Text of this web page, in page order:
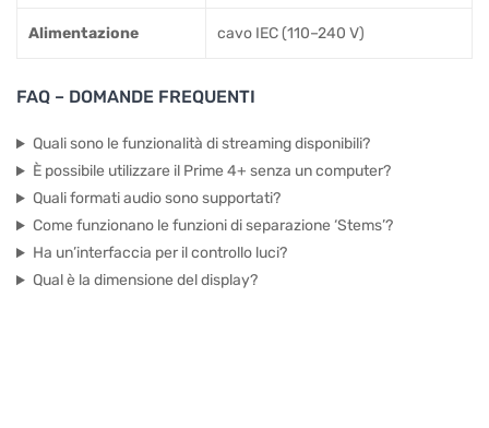
Alimentazione cavo IEC (110–240 V)
FAQ – DOMANDE FREQUENTI
Quali sono le funzionalità di streaming disponibili?
È possibile utilizzare il Prime 4+ senza un computer?
Quali formati audio sono supportati?
Come funzionano le funzioni di separazione ‘Stems’?
Ha un’interfaccia per il controllo luci?
Qual è la dimensione del display?